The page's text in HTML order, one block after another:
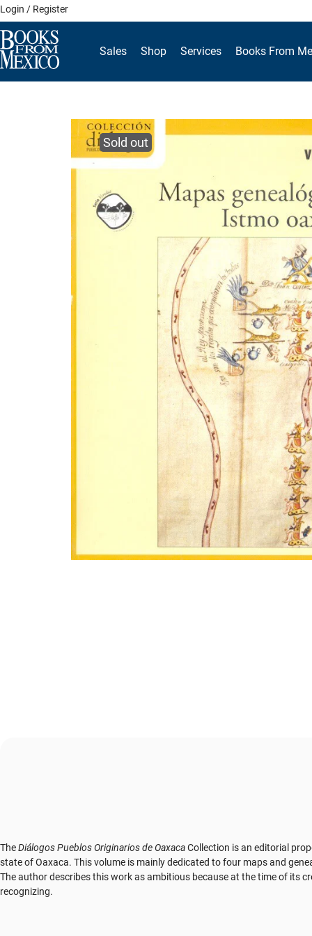
Skip
to
content
Login / Register
Sales Shop Services Books From
Sold out
TheDiálogos Pueblos Originarios de OaxacaCollection is an editorial
state of Oaxaca. This volume is mainly dedicated to four maps and
The author describes this work as ambitious because at the time of its
recognizing.